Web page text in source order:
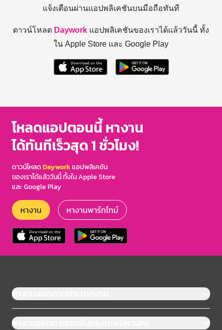
แจ้งเตือนผ่านแอปพลิเคชันบนมือถือทันที
ดาวน์โหลด Daywork แอปพลิเคชันของเราได้แล้ววันนี้ ทั้ง
ใน Apple Store และ Google Play
โหลดแอปตอนนี้ หางาน
ได้ทันทีเร็วสุด 1 ชั่วโมง!
ดาวน์โหลดDayworkแอปพลิเคชัน
ของเราได้แล้ววันนี้ ทั้งใน Apple Store
และ Google Play
หางาน หางานพาร์ทไทม์
หางานแยกตามประเภทงาน
หางานแยกตามเขตในกรุงเทพมหานคร